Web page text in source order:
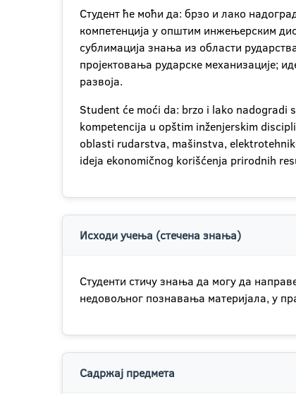
Студент ће моћи да: брзо и лако
компетенција у општим инжењерским
сублимација знања из области
пројектовања рударске механизације;
развоја.
Student će moći da: brzo i lako nadogradi
kompetencija u opštim inženjerskim
oblasti rudarstva, mašinstva,
ideja ekonomičnog korišćenja prirodnih
Исходи учења (стечена знања)
Студенти стичу знања да могу да
недовољног познавања материјала, у
Садржај предмета